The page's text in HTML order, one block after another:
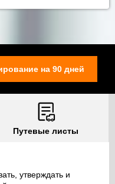
на 90 дней
Путевые листы
утверждать и